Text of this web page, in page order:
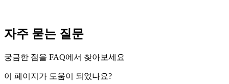
자주 묻는 질문
궁금한 점을 FAQ에서 찾아보세요
이 페이지가 도움이 되었나요?